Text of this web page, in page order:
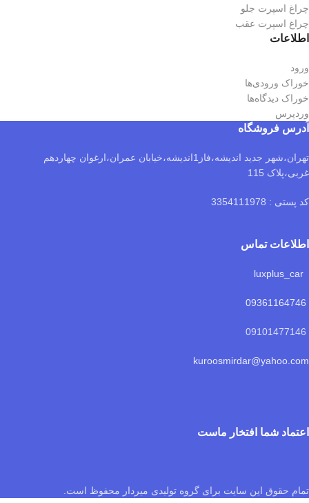
چراغ اسپرت جلو
چراغ اسپرت عقب
اطلاعات
ورود
خوراک ورودی‌ها
خوراک دیدگاه‌ها
وردپرس
آدرس فروشگاه
تهران،شهر جدید اندیشه،فاز1اندیشه،خیابان عمران،ارغوان چهاردهم
غربی،پلاک 115
کد پستی : 3354111978
اطلاعات تماس
09361164746
kuroosmirdar@yahoo.com
اعتماد شما افتخار ماست
تمام حقوق این سایت برای گروه تولیدی میردار محفوظ است.